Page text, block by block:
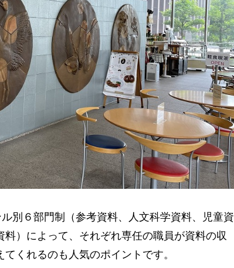
別６部門制（参考資料、人文科学資料、児童資
）によって、それぞれ専任の職員が資料の収
くれるのも人気のポイントです。